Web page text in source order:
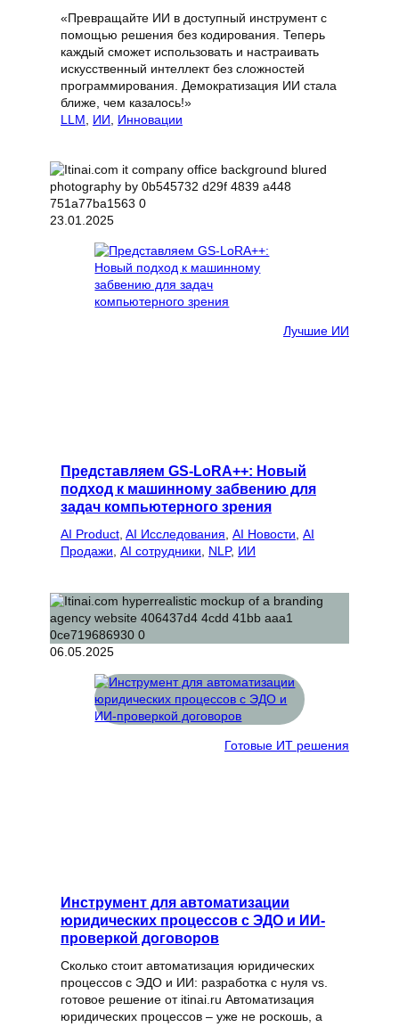
«Превращайте ИИ в доступный инструмент с
помощью решения без кодирования. Теперь
каждый сможет использовать и настраивать
искусственный интеллект без сложностей
программирования. Демократизация ИИ стала
ближе, чем казалось!»
LLM, ИИ, Инновации
23.01.2025
Лучшие ИИ
Представляем GS-LoRA++: Новый
подход к машинному забвению для
задач компьютерного зрения
AI Product, AI Исследования, AI Новости, AI
Продажи, AI сотрудники, NLP, ИИ
06.05.2025
Готовые ИТ решения
Инструмент для автоматизации
юридических процессов с ЭДО и ИИ-
проверкой договоров
Сколько стоит автоматизация юридических
процессов с ЭДО и ИИ: разработка с нуля vs.
готовое решение от itinai.ru Автоматизация
юридических процессов – уже не роскошь, а